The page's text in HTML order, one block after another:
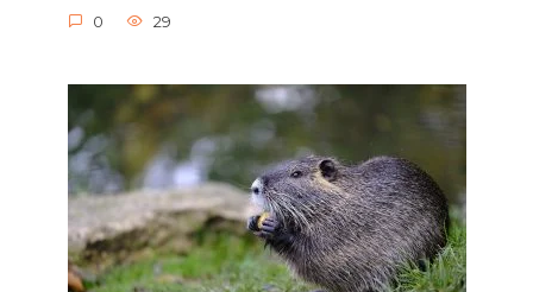
0 29